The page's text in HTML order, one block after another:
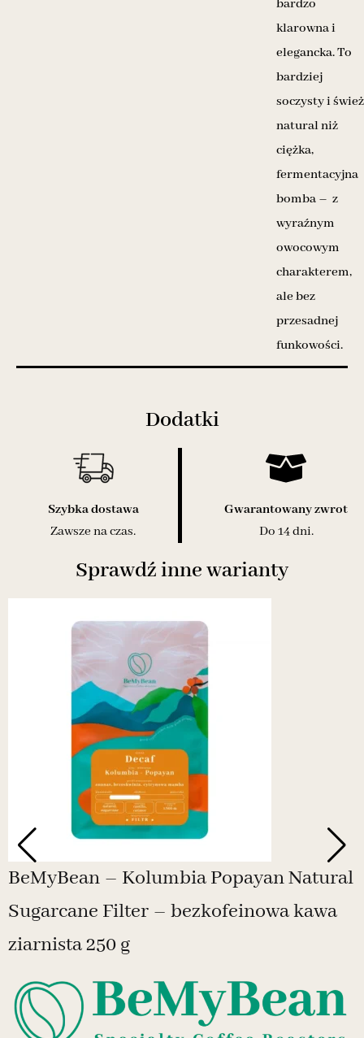
bardzo
klarowna i
elegancka. To
bardziej
soczysty i
natural niż
ciężka,
fermentacyjna
bomba – z
wyraźnym
owocowym
charakterem,
ale bez
przesadnej
funkowości.
Dodatki
Szybka dostawa
Zawsze na czas.
Gwarantowany zwrot
Do 14 dni.
Sprawdź inne warianty
BeMyBean – Kolumbia Popayan Natural
Sugarcane Filter – bezkofeinowa kawa
ziarnista 250 g